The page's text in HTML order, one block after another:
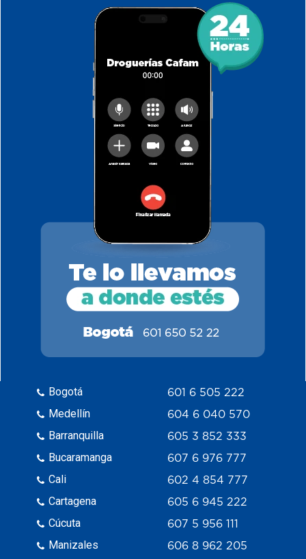
Bogotá
Medellín
Barranquilla
Bucaramanga
Cali
Cartagena
Cúcuta
Manizales
601 6 505 222
604 6 040 570
605 3 852 333
607 6 976 777
602 4 854 777
605 6 945 222
607 5 956 111
606 8 962 205